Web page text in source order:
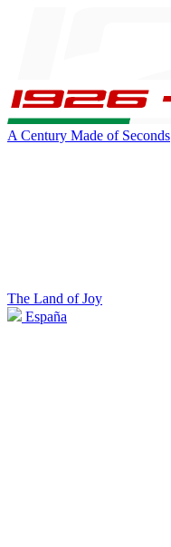
A Century Made of Seconds
The Land of Joy
España